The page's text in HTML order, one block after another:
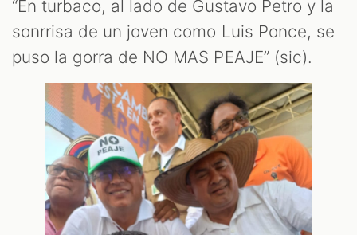
“En turbaco, al lado de Gustavo Petro y la
sonrrisa de un joven como Luis Ponce, se
puso la gorra de NO MAS PEAJE” (sic).